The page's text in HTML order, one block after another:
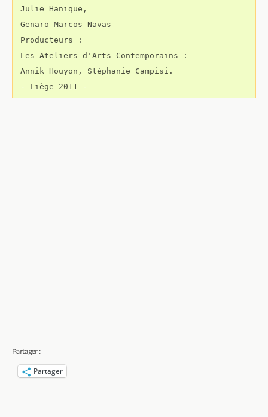
Julie Hanique,
Genaro Marcos Navas
Producteurs :
Les Ateliers d'Arts Contemporains :
Annik Houyon, Stéphanie Campisi.
- Liège 2011 -
Partager :
Partager